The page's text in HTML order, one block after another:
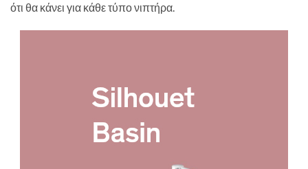
ότι θα κάνει για κάθε τύπο νιπτήρα.